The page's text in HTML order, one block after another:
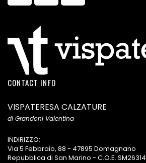
CONTACT INFO
VISPATERESA CALZATURE
di Grandoni Valentina
INDIRIZZO:
Via 5 Febbraio, 88 - 47895 Domagnano
Repubblica di San Marino - C.O.E. SM26314